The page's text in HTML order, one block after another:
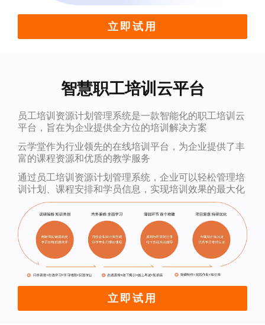
立即试用
智慧职工培训云平台
员工培训资源计划管理系统是一款智能化的职工培训云
平台，旨在为企业提供全方位的培训解决方案
云学堂作为行业领先的在线培训平台，为企业提供了丰
富的课程资源和优质的教学服务
通过员工培训资源计划管理系统，企业可以轻松管理培
训计划、课程安排和学员信息，实现培训效果的最大化
立即试用